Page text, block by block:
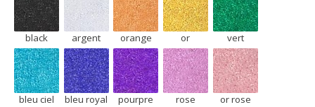
black argent orange or
vert
bleu ciel
bleu ciel
bleu royal
bleu royal
pourpre
pourpre
rose
rose
or rose
or rose